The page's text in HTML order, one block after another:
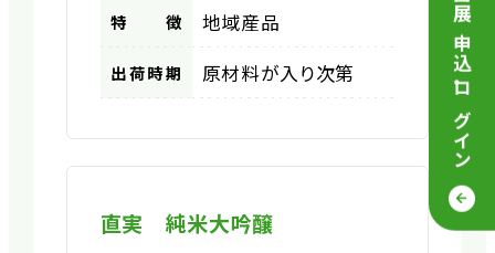
・
ログイン
特徴 地域産品
出荷時期 原材料が入り次第
直実 純米大吟醸